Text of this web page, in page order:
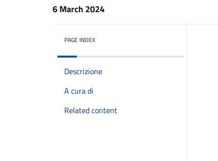
6 March 2024
PAGE INDEX
Descrizione
A cura di
Related content